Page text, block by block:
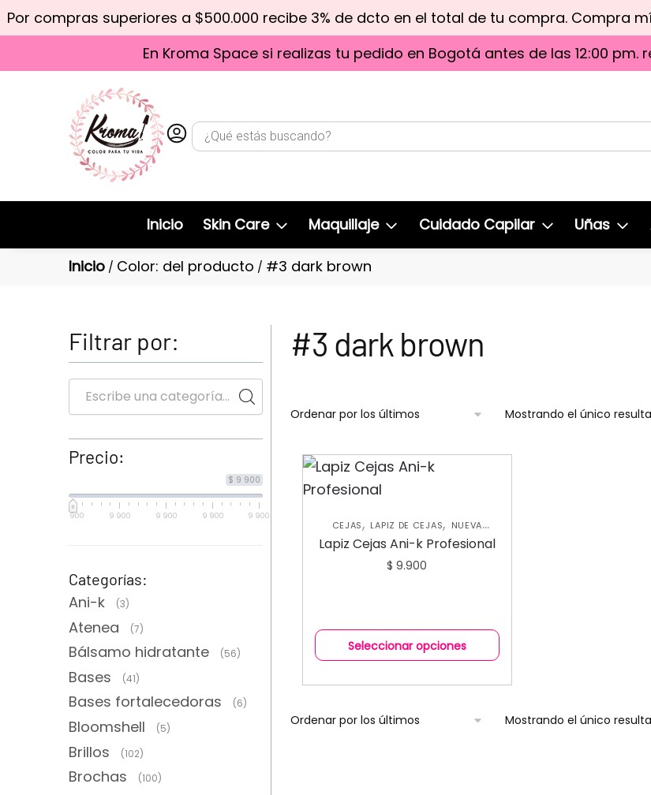
Por compras superiores a $500.000 recibe 3% de dcto en el total de tu compra. Compra
En Kroma Space si realizas tu pedido en Bogotá antes de las 12:00 pm.
Inicio Skin Care Maquillaje Cuidado Capilar Uñas
Inicio / Color: del producto / #3 dark brown
#3 dark brown
Mostrando el único
CEJAS, LAPIZ DE CEJAS, NUEVA
COLECCIÓN, OJOS
Lapiz Cejas Ani-k Profesional
$ 9.900
Seleccionar opciones
Mostrando el único
Filtrar por:
Precio:
$ 9 900
9 900 9 900 9 900 9 900 9 900
Categorías:
Ani-k (3)
Atenea (7)
Bálsamo hidratante (56)
Bases (41)
Bases fortalecedoras (6)
Bloomshell (5)
Brillos (102)
Brochas (100)